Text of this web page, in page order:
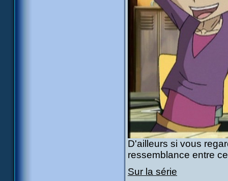
D'ailleurs si vous
ressemblance entre
Sur la série